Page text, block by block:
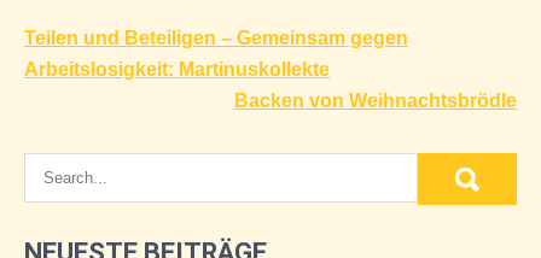
Beitragsnavigation
Teilen und Beteiligen – Gemeinsam gegen
Arbeitslosigkeit: Martinuskollekte
Backen von Weihnachtsbrödle